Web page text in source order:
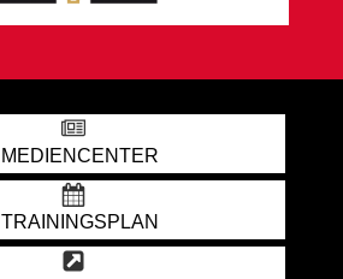
MEDIENCENTER
TRAININGSPLAN